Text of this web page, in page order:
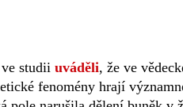
studii uváděli, že ve
fenomény hrají